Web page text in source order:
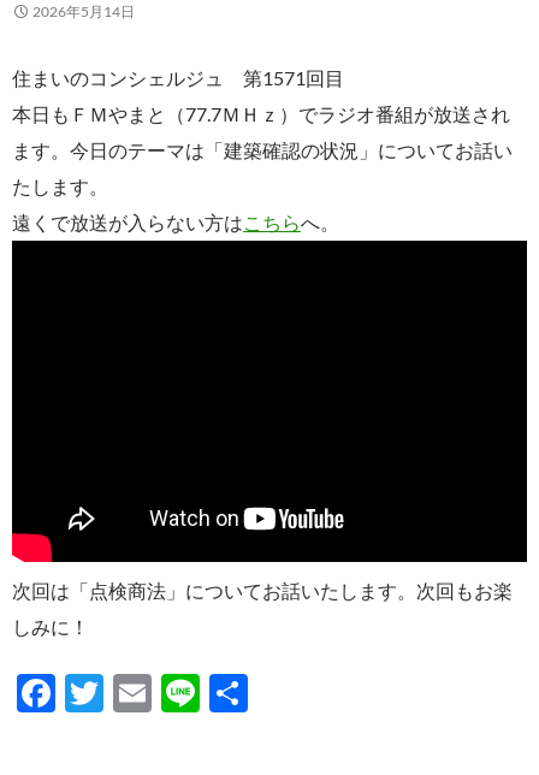
2026年5月14日
住まいのコンシェルジュ 第1571回目
本日もＦＭやまと（77.7ＭＨｚ）でラジオ番組が放送され
ます。今日のテーマは「建築確認の状況」についてお話い
たします。
遠くで放送が入らない方はこちらへ。
次回は「点検商法」についてお話いたします。次回もお楽
しみに！
F
T
E
Li